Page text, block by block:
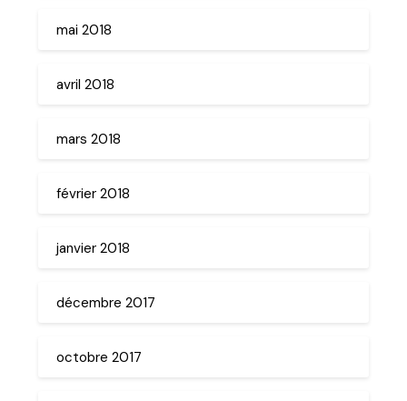
mai 2018
avril 2018
mars 2018
février 2018
janvier 2018
décembre 2017
octobre 2017